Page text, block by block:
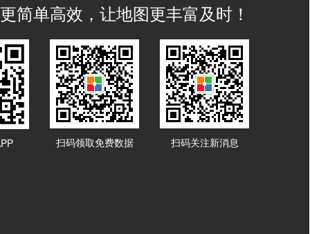
简单高效，让地图更丰富及时！
扫码关注新消息
扫码领取免费数据